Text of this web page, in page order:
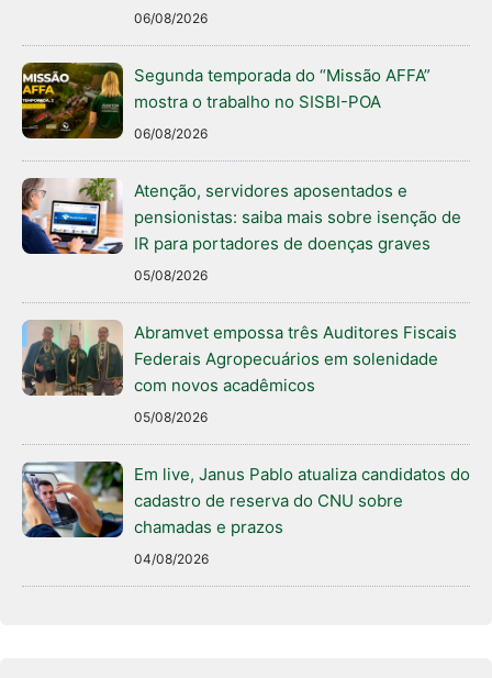
06/08/2026
Segunda temporada do “Missão AFFA”
mostra o trabalho no SISBI-POA
06/08/2026
Atenção, servidores aposentados e
pensionistas: saiba mais sobre isenção de
IR para portadores de doenças graves
05/08/2026
Abramvet empossa três Auditores Fiscais
Federais Agropecuários em solenidade
com novos acadêmicos
05/08/2026
Em live, Janus Pablo atualiza candidatos do
cadastro de reserva do CNU sobre
chamadas e prazos
04/08/2026